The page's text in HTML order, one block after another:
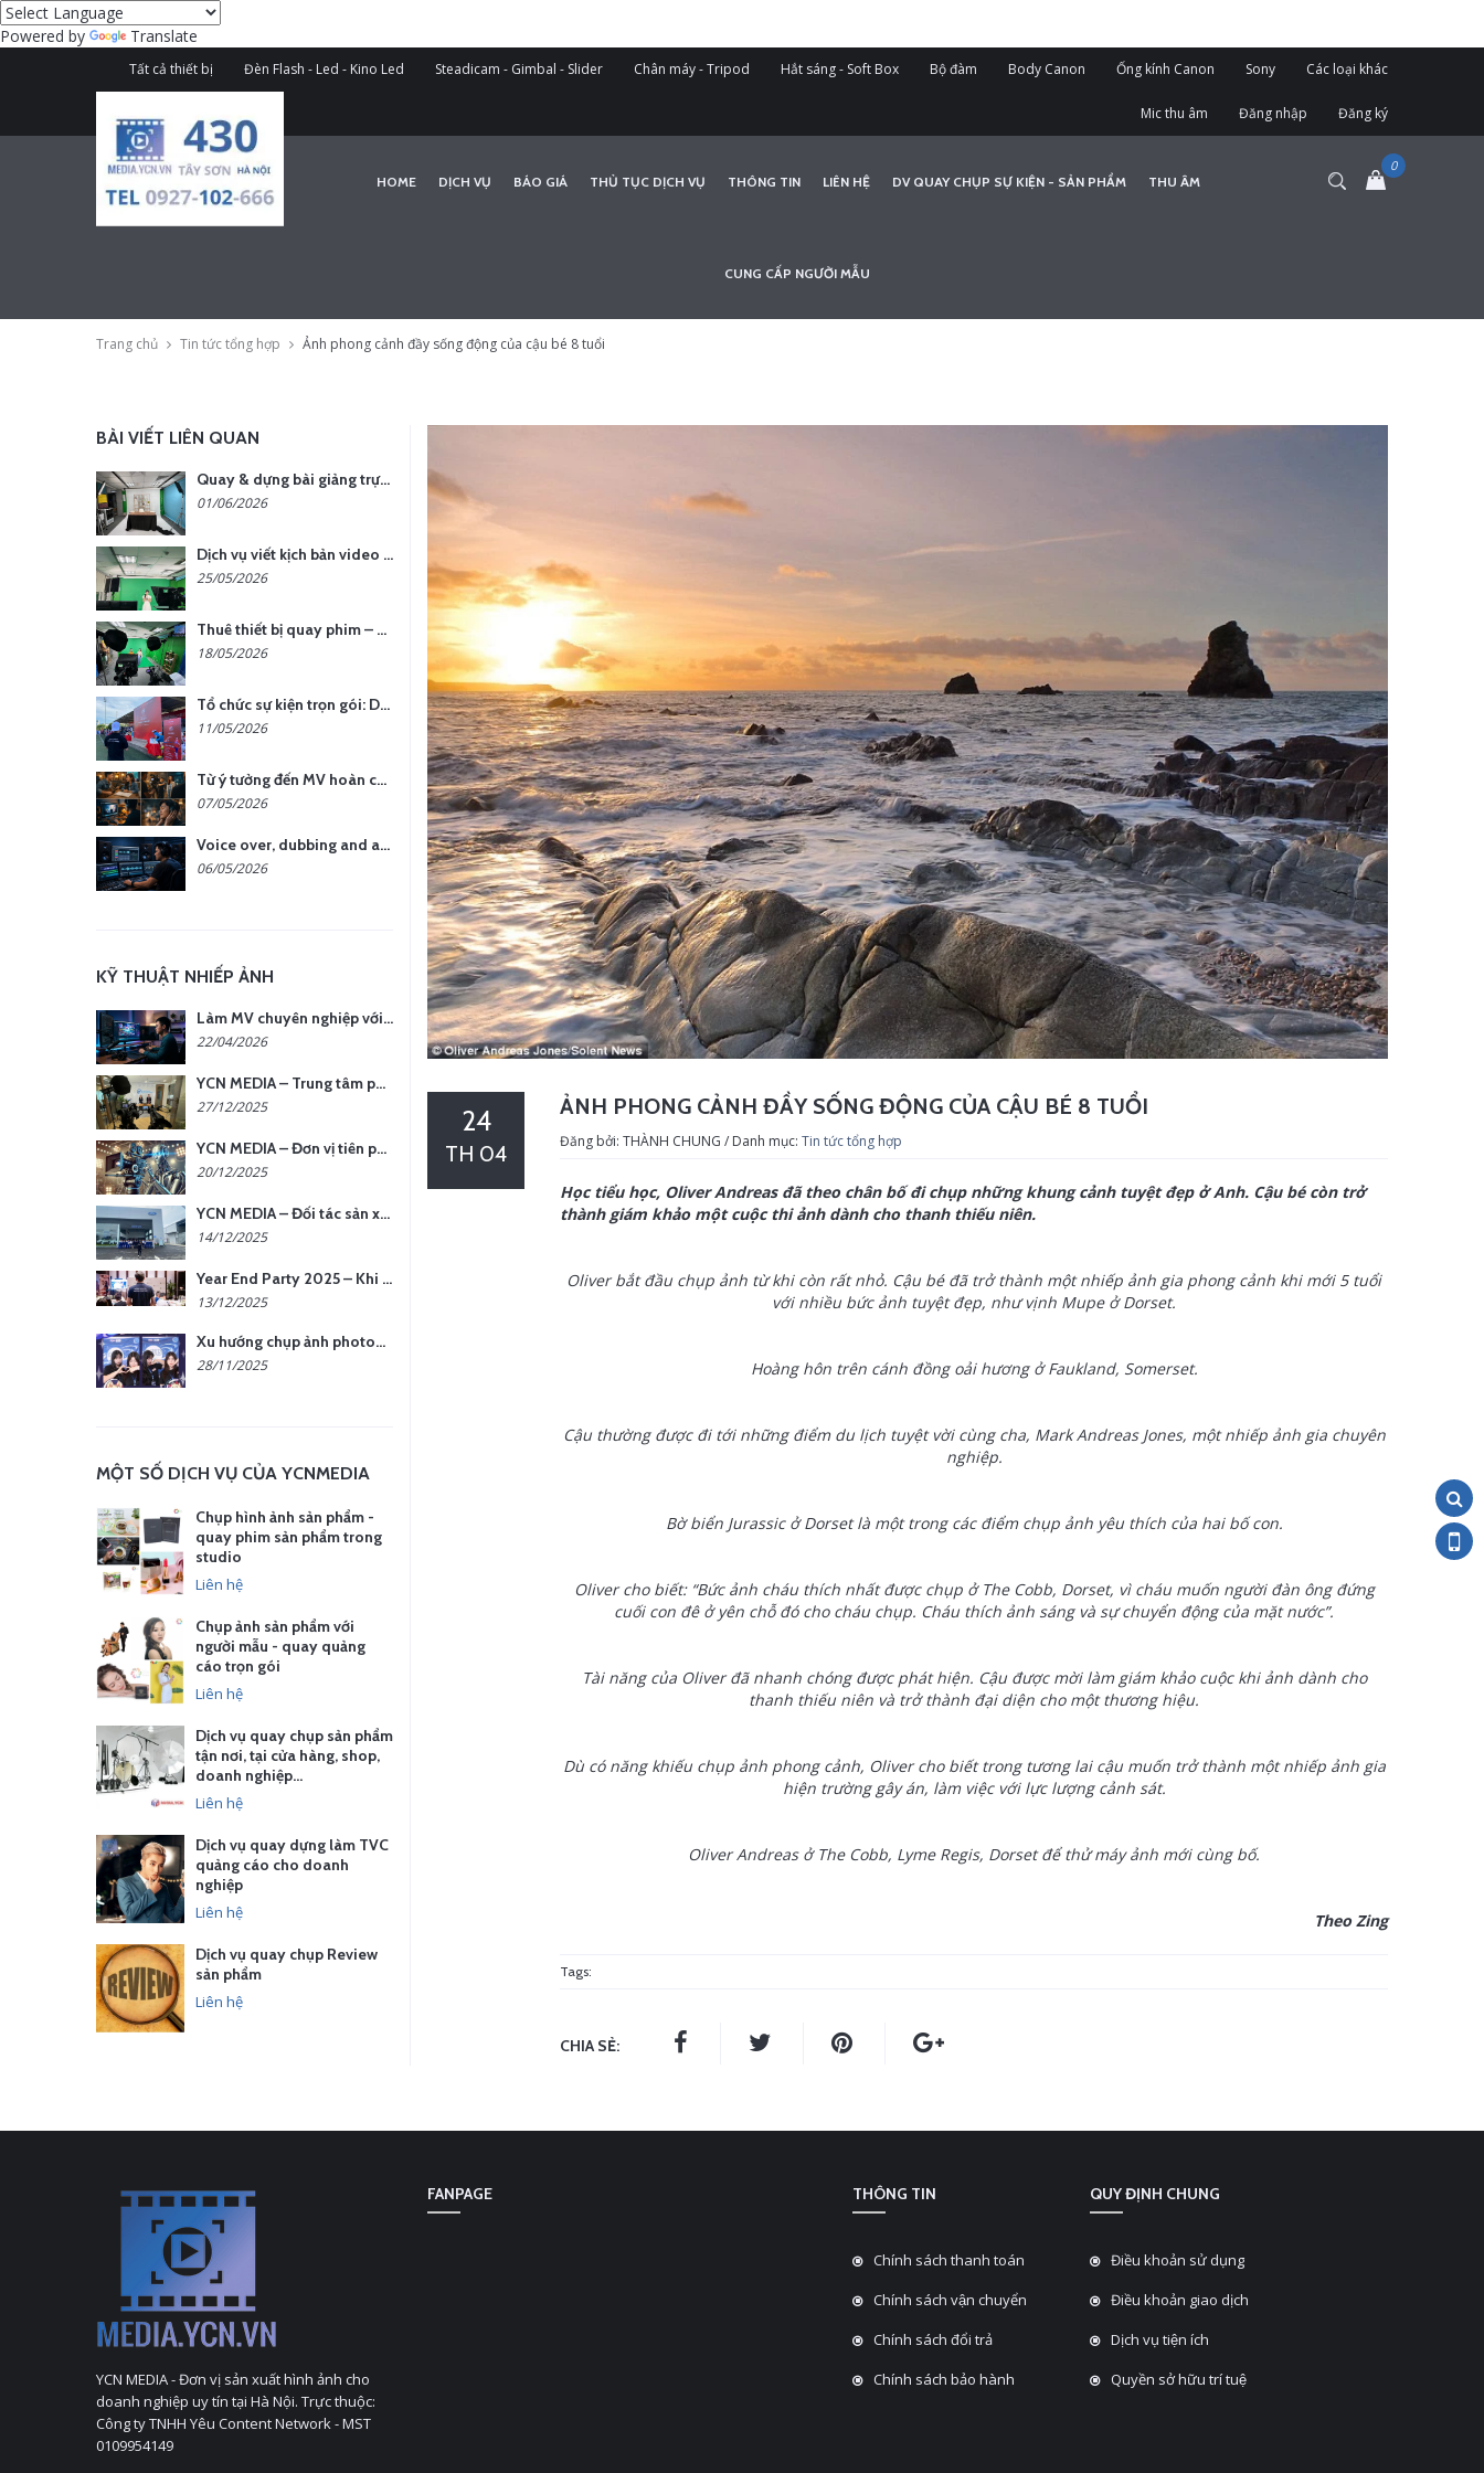
Powered by Translate
Tất cả thiết bị Đèn Flash - Led - Kino Led Steadicam - Gimbal - Slider Chân máy - Tripod Hắt sáng - Soft Box Bộ đàm Body Canon Ống kính Canon Sony Các loại khác
Mic thu âm Đăng nhập Đăng ký
HOME DỊCH VỤ BÁO GIÁ THỦ TỤC DỊCH VỤ THÔNG TIN LIÊN HỆ DV QUAY CHỤP SỰ KIỆN - SẢN PHẨM THU ÂM
CUNG CẤP NGƯỜI MẪU
Trang chủ Tin tức tổng hợp Ảnh phong cảnh đầy sống động của cậu bé 8 tuổi
ẢNH PHONG CẢNH ĐẦY SỐNG ĐỘNG CỦA CẬU BÉ 8 TUỔI
24
TH 04 Đăng bởi: THÀNH CHUNG / Danh mục: Tin tức tổng hợp
Học tiểu học, Oliver Andreas đã theo chân bố đi chụp những khung cảnh tuyệt đẹp ở Anh. Cậu bé còn trở
thành giám khảo một cuộc thi ảnh dành cho thanh thiếu niên.
Oliver bắt đầu chụp ảnh từ khi còn rất nhỏ. Cậu bé đã trở thành một nhiếp ảnh gia phong cảnh khi mới 5 tuổi
với nhiều bức ảnh tuyệt đẹp, như vịnh Mupe ở Dorset.
Hoàng hôn trên cánh đồng oải hương ở Faukland, Somerset.
Cậu thường được đi tới những điểm du lịch tuyệt vời cùng cha, Mark Andreas Jones, một nhiếp ảnh gia chuyên
nghiệp.
Bờ biển Jurassic ở Dorset là một trong các điểm chụp ảnh yêu thích của hai bố con.
Oliver cho biết: “Bức ảnh cháu thích nhất được chụp ở The Cobb, Dorset, vì cháu muốn người đàn ông đứng
cuối con đê ở yên chỗ đó cho cháu chụp. Cháu thích ảnh sáng và sự chuyển động của mặt nước”.
Tài năng của Oliver đã nhanh chóng được phát hiện. Cậu được mời làm giám khảo cuộc khi ảnh dành cho
thanh thiếu niên và trở thành đại diện cho một thương hiệu.
Dù có năng khiếu chụp ảnh phong cảnh, Oliver cho biết trong tương lai cậu muốn trở thành một nhiếp ảnh gia
hiện trường gây án, làm việc với lực lượng cảnh sát.
Oliver Andreas ở The Cobb, Lyme Regis, Dorset để thử máy ảnh mới cùng bố.
Theo Zing
Tags:
CHIA SẺ:
BÀI VIẾT LIÊN QUAN
Quay & dựng bài giảng trực tuyến – Xu hướng đào tạo thời đại số
01/06/2026
Dịch vụ viết kịch bản video – Bước quan trọng quyết định thành công nội dung
25/05/2026
Thuê thiết bị quay phim – chụp ảnh: Giải pháp tối ưu chi phí cho doanh nghiệp
18/05/2026
Tổ chức sự kiện trọn gói: Doanh nghiệp được gì khi chọn đơn vị chuyên nghiệp?
11/05/2026
Từ ý tưởng đến MV hoàn chỉnh: giải pháp trọn gói tại YCN Media
07/05/2026
Voice over, dubbing and audio production services in Vietnam for global content
06/05/2026
KỸ THUẬT NHIẾP ẢNH
Làm MV chuyên nghiệp với chi phí tối ưu: nên chọn quay thực tế hay video AI?
22/04/2026
YCN MEDIA – Trung tâm phụ kiện quay chụp tại Hà Nội
27/12/2025
YCN MEDIA – Đơn vị tiên phong sản xuất hình ảnh & âm thanh bằng AI tại Hà Nội
20/12/2025
YCN MEDIA – Đối tác sản xuất hình ảnh chuyên nghiệp cho doanh nghiệp tại Hà Nội
14/12/2025
Year End Party 2025 – Khi Khoảnh Khắc Trở Thành Dấu Ấn | Gói Ưu Đãi Tháng 12 Từ YCN Media
13/12/2025
Xu hướng chụp ảnh photobooth tại các sự kiện hiện nay
28/11/2025
MỘT SỐ DỊCH VỤ CỦA YCNMEDIA
Chụp hình ảnh sản phẩm -
quay phim sản phẩm trong
studio
Liên hệ
Chụp ảnh sản phẩm với
người mẫu - quay quảng
cáo trọn gói
Liên hệ
Dịch vụ quay chụp sản phẩm
tận nơi, tại cửa hàng, shop,
doanh nghiệp…
Liên hệ
Dịch vụ quay dựng làm TVC
quảng cáo cho doanh
nghiệp
Liên hệ
Dịch vụ quay chụp Review
sản phẩm
Liên hệ
YCN MEDIA - Đơn vị sản xuất hình ảnh cho
doanh nghiệp uy tín tại Hà Nội. Trực thuộc:
Công ty TNHH Yêu Content Network - MST
0109954149
FANPAGE THÔNG TIN
Chính sách thanh toán
Chính sách vận chuyển
Chính sách đổi trả
Chính sách bảo hành
QUY ĐỊNH CHUNG
Điều khoản sử dụng
Điều khoản giao dịch
Dịch vụ tiện ích
Quyền sở hữu trí tuệ